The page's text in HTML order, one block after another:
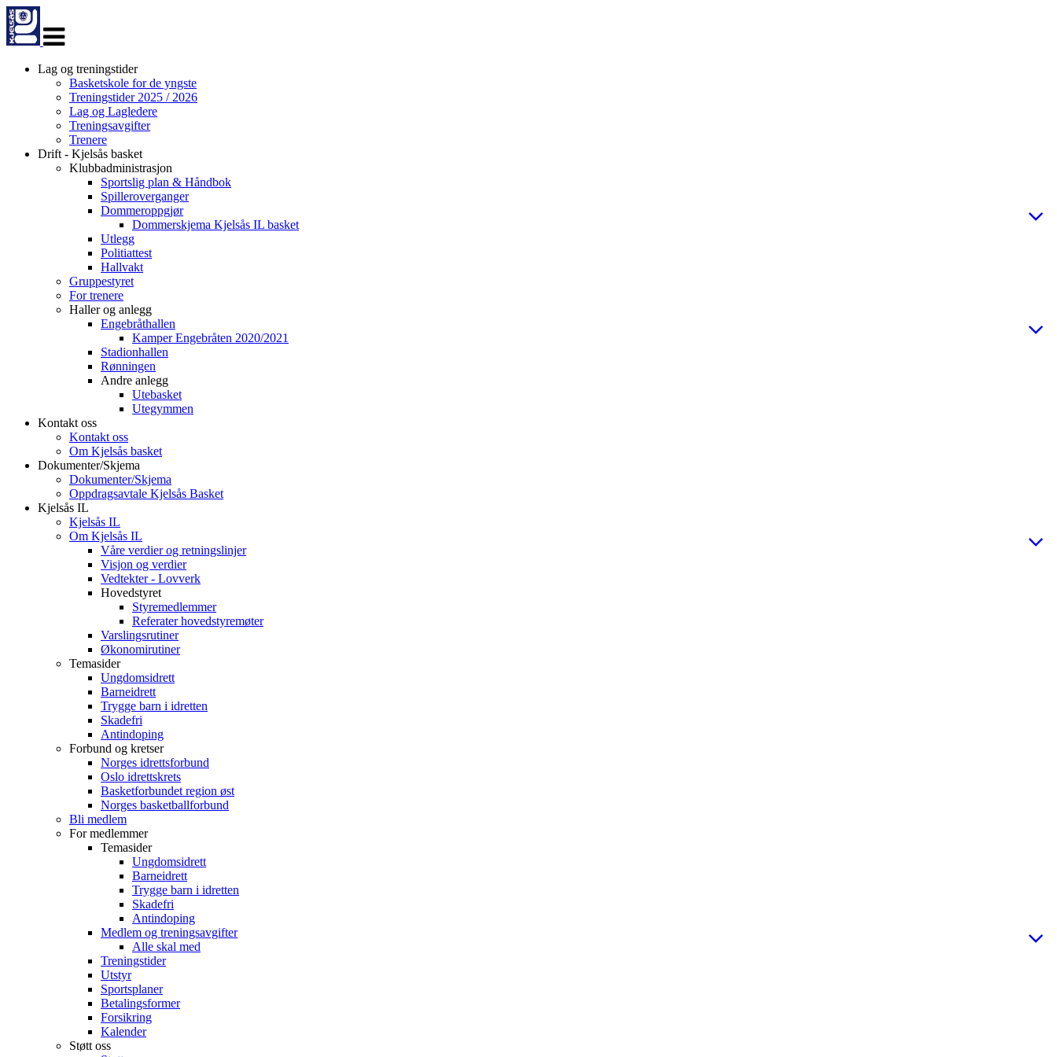
navigasjon
Lag og treningstider
Basketskole for de yngste
Treningstider 2025 / 2026
Lag og Lagledere
Treningsavgifter
Trenere
Drift - Kjelsås basket
Klubbadministrasjon
Sportslig plan & Håndbok
Spilleroverganger
Dommeroppgjør
Dommerskjema Kjelsås IL basket
Utlegg
Politiattest
Hallvakt
Gruppestyret
For trenere
Haller og anlegg
Engebråthallen
Kamper Engebråten 2020/2021
Stadionhallen
Rønningen
Andre anlegg
Utebasket
Utegymmen
Kontakt oss
Kontakt oss
Om Kjelsås basket
Dokumenter/Skjema
Dokumenter/Skjema
Oppdragsavtale Kjelsås Basket
Kjelsås IL
Kjelsås IL
Om Kjelsås IL
Våre verdier og retningslinjer
Visjon og verdier
Vedtekter - Lovverk
Hovedstyret
Styremedlemmer
Referater hovedstyremøter
Varslingsrutiner
Økonomirutiner
Temasider
Ungdomsidrett
Barneidrett
Trygge barn i idretten
Skadefri
Antindoping
Forbund og kretser
Norges idrettsforbund
Oslo idrettskrets
Basketforbundet region øst
Norges basketballforbund
Bli medlem
For medlemmer
Temasider
Ungdomsidrett
Barneidrett
Trygge barn i idretten
Skadefri
Antindoping
Medlem og treningsavgifter
Alle skal med
Treningstider
Utstyr
Sportsplaner
Betalingsformer
Forsikring
Kalender
Støtt oss